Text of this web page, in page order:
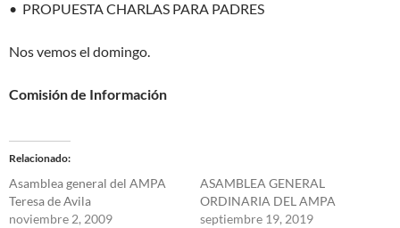
• PROPUESTA CHARLAS PARA PADRES
Nos vemos el domingo.
Comisión de Información
Relacionado
Asamblea general del AMPA
Teresa de Avila
noviembre 2, 2009
ASAMBLEA GENERAL
ORDINARIA DEL AMPA
septiembre 19, 2019